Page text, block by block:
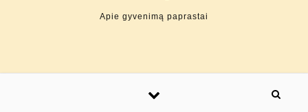
Apie gyvenimą paprastai